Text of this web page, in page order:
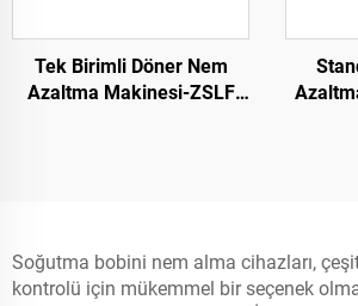
Tek Birimli Döner Nem
Azaltma Makinesi-ZSLF
Soğutma bobini nem alma cihazları,
kontrolü için mükemmel bir seçenek